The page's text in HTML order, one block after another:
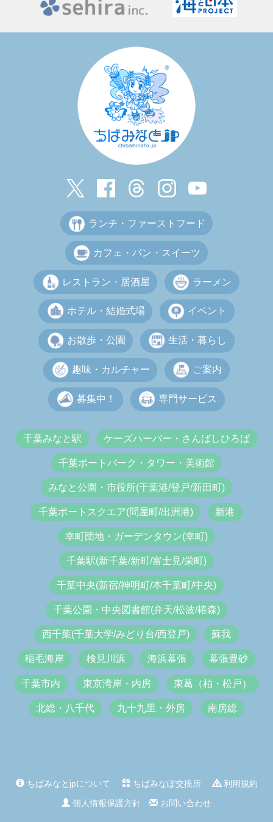
ランチ・ファーストフード
カフェ・パン・スイーツ
レストラン・居酒屋 ラーメン
ホテル・結婚式場 イベント
お散歩・公園 生活・暮らし
趣味・カルチャー ご案内
募集中！ 専門サービス
千葉みなと駅 ケーズハーバー・さんばしひろば
千葉ポートパーク・タワー・美術館
みなと公園・市役所(千葉港/登戸/新田町)
千葉ポートスクエア(問屋町/出洲港) 新港
幸町団地・ガーデンタウン(幸町)
千葉駅(新千葉/新町/富士見/栄町)
千葉中央(新宿/神明町/本千葉町/中央)
千葉公園・中央図書館(弁天/松波/椿森)
西千葉(千葉大学/みどり台/西登戸) 蘇我
稲毛海岸 検見川浜 海浜幕張 幕張豊砂
千葉市内 東京湾岸・内房 東葛（柏・松戸）
北総・八千代 九十九里・外房 南房総
ちばみなとjpについて ちばみなぽ交換所
利用規約
個人情報保護方針
お問い合わせ